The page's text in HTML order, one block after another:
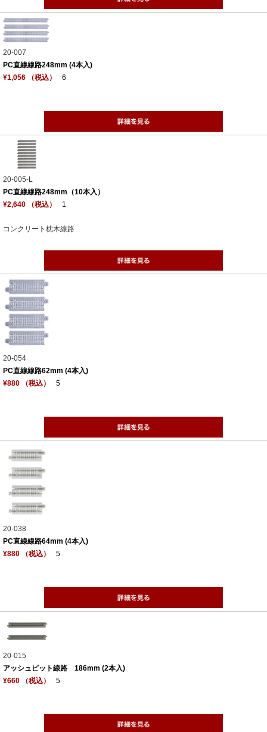
20-007
PC直線線路248mm (4本入)
¥1,056 （税込）
6
20-005-L
PC直線線路248mm（10本入）
¥2,640 （税込）
1
コンクリート枕木線路
20-054
PC直線線路62mm (4本入)
¥880 （税込）
5
20-038
PC直線線路64mm (4本入)
¥880 （税込）
5
20-015
アッシュピット線路 186mm (2本入)
¥660 （税込）
5